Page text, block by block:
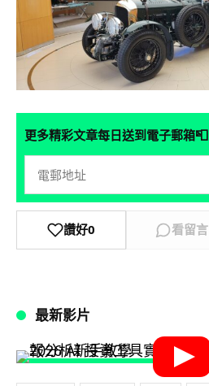
更多精彩文章每日送到電子郵箱📮
讚好0 看留言
最新影片